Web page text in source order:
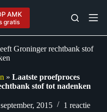
AMK
gratis
Groninger rechtbank stof
» Laatste proefproces
stof tot nadenken
2015 1 reactie